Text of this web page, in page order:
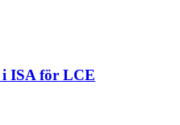
ISA för LCE